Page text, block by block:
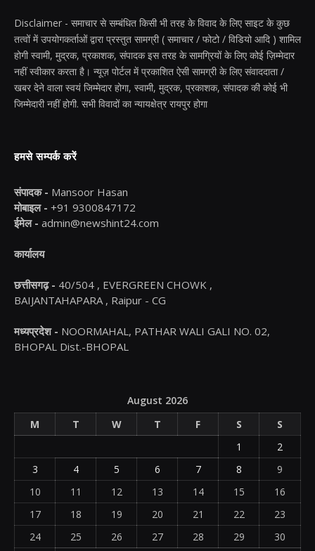
Disclaimer - समाचार से सम्बंधित किसी भी तरह के विवाद के लिए साइट के कुछ
तत्वों में उपयोगकर्ताओं द्वारा प्रस्तुत सामग्री ( समाचार / फोटो / विडियो आदि ) शामिल
होगी स्वामी, मुद्रक, प्रकाशक, संपादक इस तरह के सामग्रियों के लिए कोई ज़िम्मेदार
नहीं स्वीकार करता है। न्यूज़ पोर्टल में प्रकाशित ऐसी सामग्री के लिए संवाददाता /
खबर देने वाला स्वयं जिम्मेदार होगा, स्वामी, मुद्रक, प्रकाशक, संपादक की कोई भी
जिम्मेदारी नहीं होगी. सभी विवादों का न्यायक्षेत्र रायपुर होगा
हमसे सम्पर्क करें
संपादक - Mansoor Hasan
मोबाइल - +91 9300847172
ईमेल - admin@newshint24.com
कार्यालय
छत्तीसगढ़ - 40/504 , EVERGREEN CHOWK ,
BAIJANTAHAPARA , Raipur - CG
मध्यप्रदेश - NOORMAHAL, PATHAR WALI GALI NO. 02,
BHOPAL Dist.-BHOPAL
August 2026
M
T W T F S
S
1
2
3
4 5 6 7 8
9
10
11 12 13 14 15
16
17
18 19 20 21 22
23
24
25 26 27 28 29 30